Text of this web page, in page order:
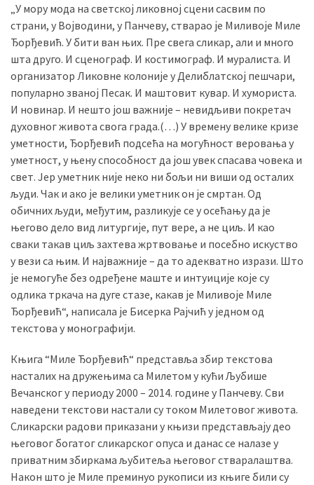
Blogs
(143)
Бела
Црква
(140)
„У мору мода на светској ликовној сцени сасвим по
страни, у Војводини, у Панчеву, стварао је Миливоје Миле
Ђорђевић. У бити ван њих. Пре свега сликар, али и много
шта друго. И сценограф. И костимограф. И муралиста. И
организатор Ликовне колоније у Делиблатској пешчари,
популарно званој Песак. И маштовит кувар. И хумориста.
И новинар. И нешто још важније – невидљиви покретач
духовног живота свога града.(…) У времену велике кризе
уметности, Ђорђевић подсећа на могућност веровања у
уметност, у њену способност да још увек спасава човека и
свет. Јер уметник није неко ни бољи ни виши од осталих
људи. Чак и ако је велики уметник он је смртан. Од
обичних људи, међутим, разликује се у осећању да је
његово дело вид литургије, пут вере, а не циљ. И као
сваки такав циљ захтева жртвовање и посебно искуство
у вези са њим. И најважније – да то адекватно изрази. Што
је немогуће без одређене маште и интуиције које су
одлика тркача на дуге стазе, какав је Миливоје Миле
Ђорђевић“, написала је Бисерка Рајчић у једном од
текстова у монографији.
Књига “Миле Ђорђевић“ представља збир текстова
насталих на дружењима са Милетом у кући Љубише
Вечанског у периоду 2000 – 2014. године у Панчеву. Сви
наведени текстови настали су током Милетовог живота.
Сликарски радови приказани у књизи представљају део
његовог богатог сликарског опуса и данас се налазе у
приватним збиркама љубитеља његовог стваралаштва.
Након што је Миле преминуо рукописи из књиге били су